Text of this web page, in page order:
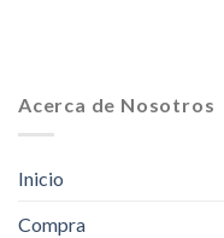
Acerca de Nosotros
Inicio
Compra